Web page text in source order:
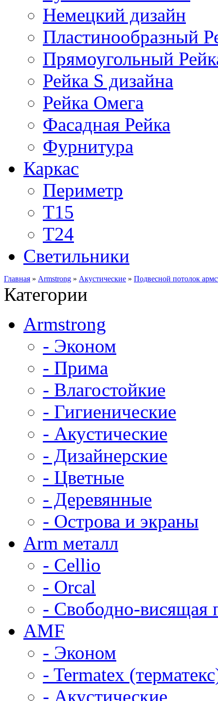
Немецкий дизайн
Пластинообразный
Прямоугольный
Рейка S дизайна
Рейка Омега
Фасадная Рейка
Фурнитура
Каркас
Периметр
Т15
Т24
Светильники
Главная » Armstrong » Акустические » Подвесной потолок
Категории
Armstrong
- Эконом
- Прима
- Влагостойкие
- Гигиенические
- Акустические
- Дизайнерские
- Цветные
- Деревянные
- Острова и экраны
Arm металл
- Cellio
- Orcal
- Свободно-висящая
AMF
- Эконом
- Termatex
- Акустические